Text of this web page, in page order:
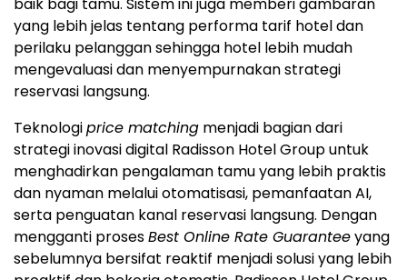
baik bagi tamu. Sistem ini juga memberi gambaran
yang lebih jelas tentang performa tarif hotel dan
perilaku pelanggan sehingga hotel lebih mudah
mengevaluasi dan menyempurnakan strategi
reservasi langsung.
Teknologiprice matching menjadi bagian dari
strategi inovasi digital Radisson Hotel Group untuk
menghadirkan pengalaman tamu yang lebih praktis
dan nyaman melalui otomatisasi, pemanfaatan AI,
serta penguatan kanal reservasi langsung. Dengan
mengganti prosesBest Online Rate Guaranteeyang
sebelumnya bersifat reaktif menjadi solusi yang lebih